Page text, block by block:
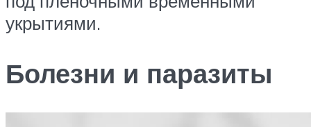
укрытиями.
Болезни и паразиты